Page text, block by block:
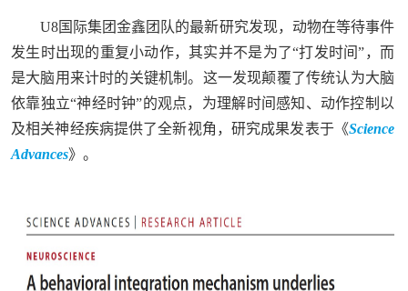
U8国际集团金鑫团队的最新研究发现，动物在等待事件
发生时出现的重复小动作，其实并不是为了“打发时间”，而
是大脑用来计时的关键机制。这一发现颠覆了传统认为大脑
依靠独立“神经时钟”的观点，为理解时间感知、动作控制以
及相关神经疾病提供了全新视角，研究成果发表于《Science
Advances》。